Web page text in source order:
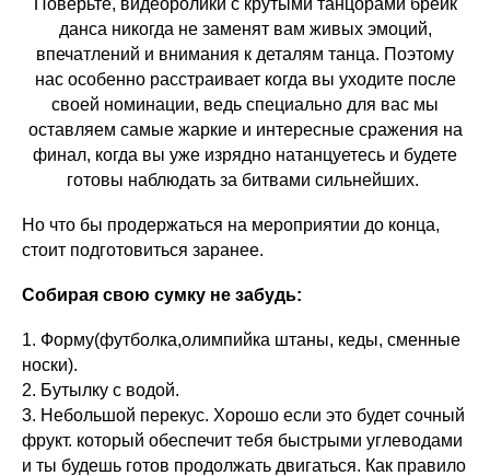
данса никогда не заменят вам живых эмоций,
впечатлений и внимания к деталям танца. Поэтому
нас особенно расстраивает когда вы уходите после
своей номинации, ведь специально для вас мы
оставляем самые жаркие и интересные сражения на
финал, когда вы уже изрядно натанцуетесь и будете
готовы наблюдать за битвами сильнейших.
Но что бы продержаться на мероприятии до конца,
стоит подготовиться заранее.
Собирая свою сумку не забудь:
1. Форму(футболка,олимпийка штаны, кеды, сменные
носки).
2. Бутылку с водой.
3. Небольшой перекус. Хорошо если это будет сочный
фрукт. который обеспечит тебя быстрыми углеводами
и ты будешь готов продолжать двигаться. Как правило